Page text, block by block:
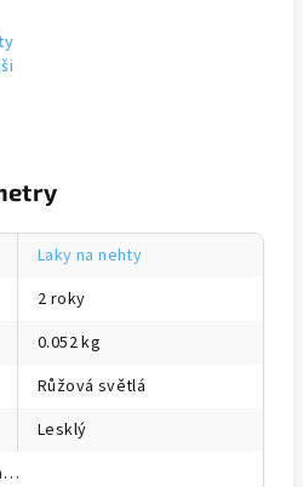
Laky na nehty
2 roky
0.052 kg
Růžová světlá
Lesklý